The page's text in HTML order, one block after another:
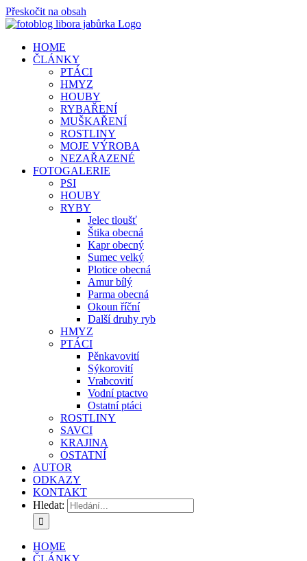
Přeskočit na obsah
HOME
ČLÁNKY
PTÁCI
HMYZ
HOUBY
RYBAŘENÍ
MUŠKAŘENÍ
ROSTLINY
MOJE VÝROBA
NEZAŘAZENÉ
FOTOGALERIE
PSI
HOUBY
RYBY
Jelec tloušť
Štika obecná
Kapr obecný
Sumec velký
Plotice obecná
Amur bílý
Parma obecná
Okoun říční
Další druhy ryb
HMYZ
PTÁCI
Pěnkavovití
Sýkorovití
Vrabcovití
Vodní ptactvo
Ostatní ptáci
ROSTLINY
SAVCI
KRAJINA
OSTATNÍ
AUTOR
ODKAZY
KONTAKT
Hledat:
HOME
ČLÁNKY